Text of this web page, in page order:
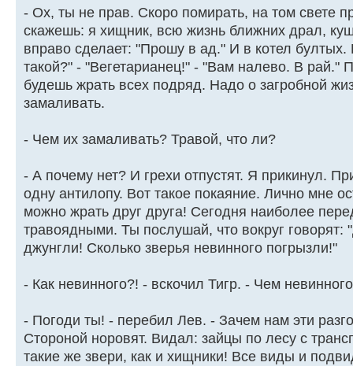
- Ох, ты не прав. Скоро помирать, на том свете
скажешь: я хищник, всю жизнь ближних драл,
вправо сделает: "Прошу в ад." И в котел
такой?" - "Вегетарианец!" - "Вам налево. В рай."
будешь жрать всех подряд. Надо о загробной
замаливать.
- Чем их замаливать? Травой, что ли?
- А почему нет? И грехи отпустят. Я прикинул.
одну антилопу. Вот такое покаяние. Лично мне
можно жрать друг друга! Сегодня наиболее
травоядными. Ты послушай, что вокруг говорят:
джунгли! Сколько зверья невинного погрызли!"
- Как невинного?! - вскочил Тигр. - Чем
- Погоди ты! - перебил Лев. - Зачем нам эти
Стороной норовят. Видал: зайцы по лесу с
такие же звери, как и хищники! Все виды и